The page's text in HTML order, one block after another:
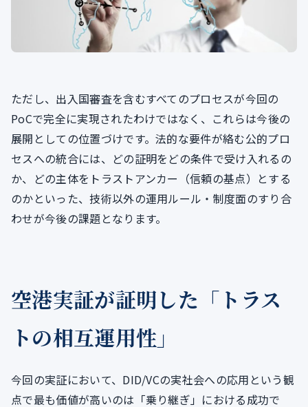
ただし、出入国審査を含むすべてのプロセスが今回の
PoCで完全に実現されたわけではなく、これらは今後の
展開としての位置づけです。法的な要件が絡む公的プロ
セスへの統合には、どの証明をどの条件で受け入れるの
か、どの主体をトラストアンカー（信頼の基点）とする
のかといった、技術以外の運用ルール・制度面のすり合
わせが今後の課題となります。
空港実証が証明した「トラス
トの相互運用性」
今回の実証において、DID/VCの実社会への応用という観
点で最も価値が高いのは「乗り継ぎ」における成功で